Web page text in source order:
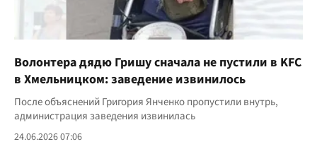
Волонтера дядю Гришу сначала не пустили в KFC
в Хмельницком: заведение извинилось
После объяснений Григория Янченко пропустили внутрь,
администрация заведения извинилась
24.06.2026 07:06